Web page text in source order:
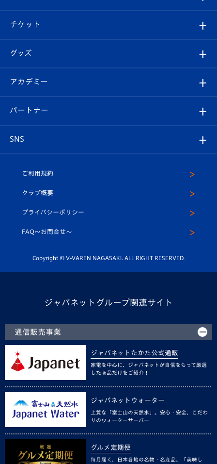
試合情報
チケット
イベント
メディア
ホームタウン
クラブ概要
エンブレム紹介
スタッフプロフィール
マスコット紹介
平和祈念活動
ホームタウン活動
はじめての観戦ガイド
Revive Team
ヴィヴィくんの長崎おもてなしガイド
試合日程/結果
フォトギャラリー
スタジアムグルメ
チケット
チケット
V-LOVERS（ファンクラブ）
プレイヤーズスイート
グッズ
オンラインショップ
店舗情報
アカデミー
育成からのお知らせ
U-18
スクール
パートナー
SNS
ヴィヴィくんインスタグラム
公式LINE＠
ご利用規約
クラブ概要
プライバシーポリシー
FAQ〜お問合せ〜
Copyright © V-VAREN NAGASAKI. ALL RIGHT RESERVED.
ジャパネットグループ関連サイト
通信販売事業
ジャパネットたかた公式通販
家電を中心に、ジャパネットが自信をもって厳選
した商品だけをご紹介！
ジャパネットウォーター
上質な「富士山の天然水」。安心・安全、こだわ
りのウォーターサーバー
グルメ定期便
毎月届く、日本各地の名物・名産品。「美味し